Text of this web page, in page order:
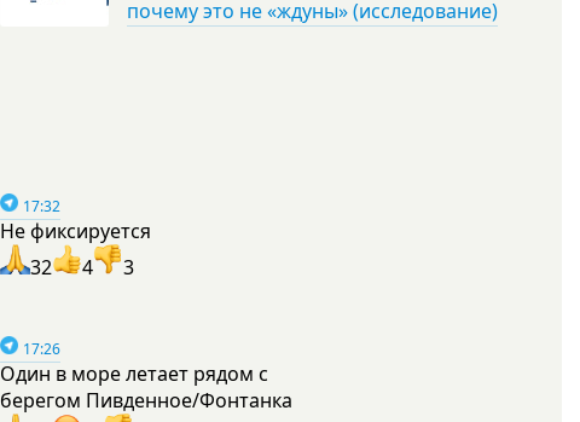
почему это не «ждуны» (исследование)
17:32
Не фиксируется
32
4 3
17:26
Один в море летает рядом с
берегом Пивденное/Фонтанка